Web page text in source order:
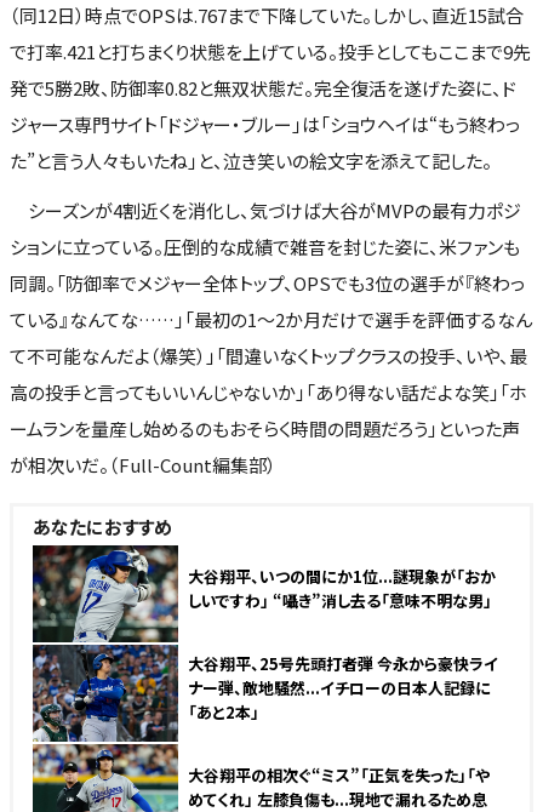
（同12日）時点でOPSは.767まで下降していた。しかし、直近15試合
で打率.421と打ちまくり状態を上げている。投手としてもここまで9先
発で5勝2敗、防御率0.82と無双状態だ。完全復活を遂げた姿に、ド
ジャース専門サイト「ドジャー・ブルー」は「ショウヘイは“もう終わっ
た”と言う人々もいたね」と、泣き笑いの絵文字を添えて記した。
シーズンが4割近くを消化し、気づけば大谷がMVPの最有力ポジ
ションに立っている。圧倒的な成績で雑音を封じた姿に、米ファンも
同調。「防御率でメジャー全体トップ、OPSでも3位の選手が『終わっ
ている』なんてな……」「最初の1～2か月だけで選手を評価するなん
て不可能なんだよ（爆笑）」「間違いなくトップクラスの投手、いや、最
高の投手と言ってもいいんじゃないか」「あり得ない話だよな笑」「ホ
ームランを量産し始めるのもおそらく時間の問題だろう」といった声
が相次いだ。（Full-Count編集部）
あなたにおすすめ
大谷翔平、いつの間にか1位...謎現象が「おか
しいですわ」 “囁き”消し去る「意味不明な男」
大谷翔平、25号先頭打者弾 今永から豪快ライ
ナー弾、敵地騒然...イチローの日本人記録に
「あと2本」
大谷翔平の相次ぐ“ミス”「正気を失った」「や
めてくれ」 左膝負傷も...現地で漏れるため息